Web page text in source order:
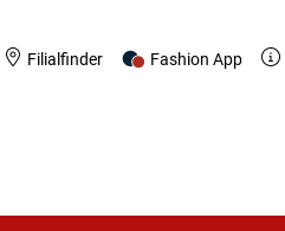
Filialfinder Fashion App